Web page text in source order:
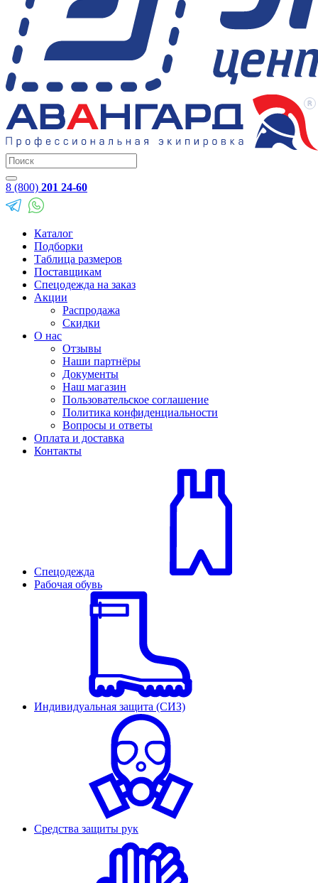
8 (800) 201 24-60
Каталог
Подборки
Таблица размеров
Поставщикам
Спецодежда на заказ
Акции
Распродажа
Скидки
О нас
Отзывы
Наши партнёры
Документы
Наш магазин
Пользовательское соглашение
Политика конфиденциальности
Вопросы и ответы
Оплата и доставка
Контакты
Спецодежда
Рабочая обувь
Индивидуальная защита (СИЗ)
Средства защиты рук